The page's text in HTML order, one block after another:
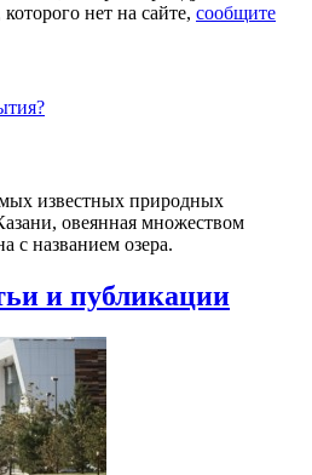
нет на сайте, сообщите
известных природных
овеянная множеством
с названием озера.
и публикации